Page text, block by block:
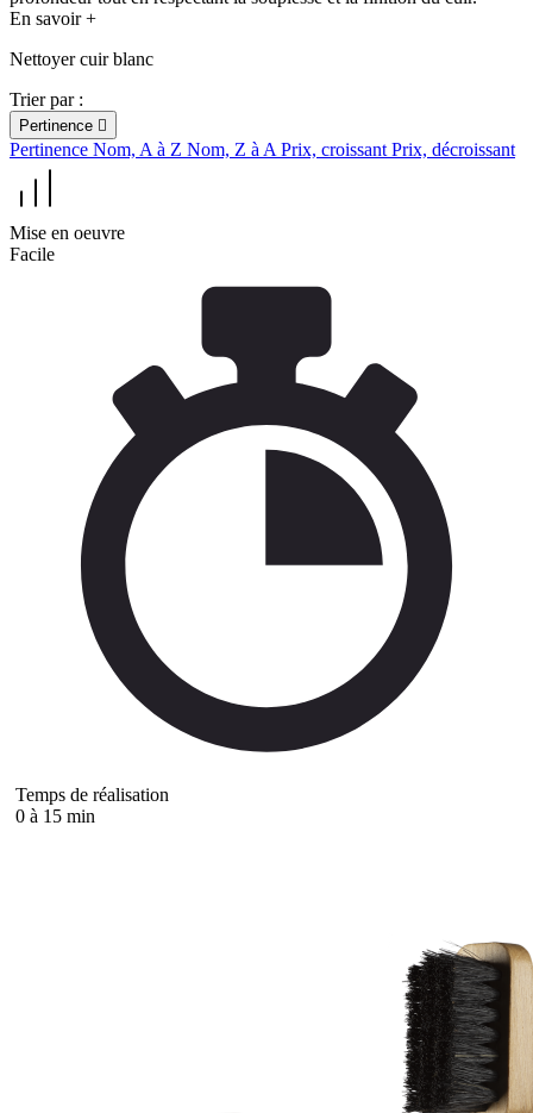
En savoir +
Nettoyer cuir blanc
Trier par :
Pertinence 
Pertinence Nom, A à Z Nom, Z à A Prix, croissant Prix, décroissant
Mise en oeuvre
Facile
Temps de réalisation
0 à 15 min